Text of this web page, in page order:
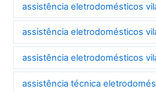
assistência eletrodomésticos
assistência eletrodomésticos
assistência eletrodomésticos
assistência técnica